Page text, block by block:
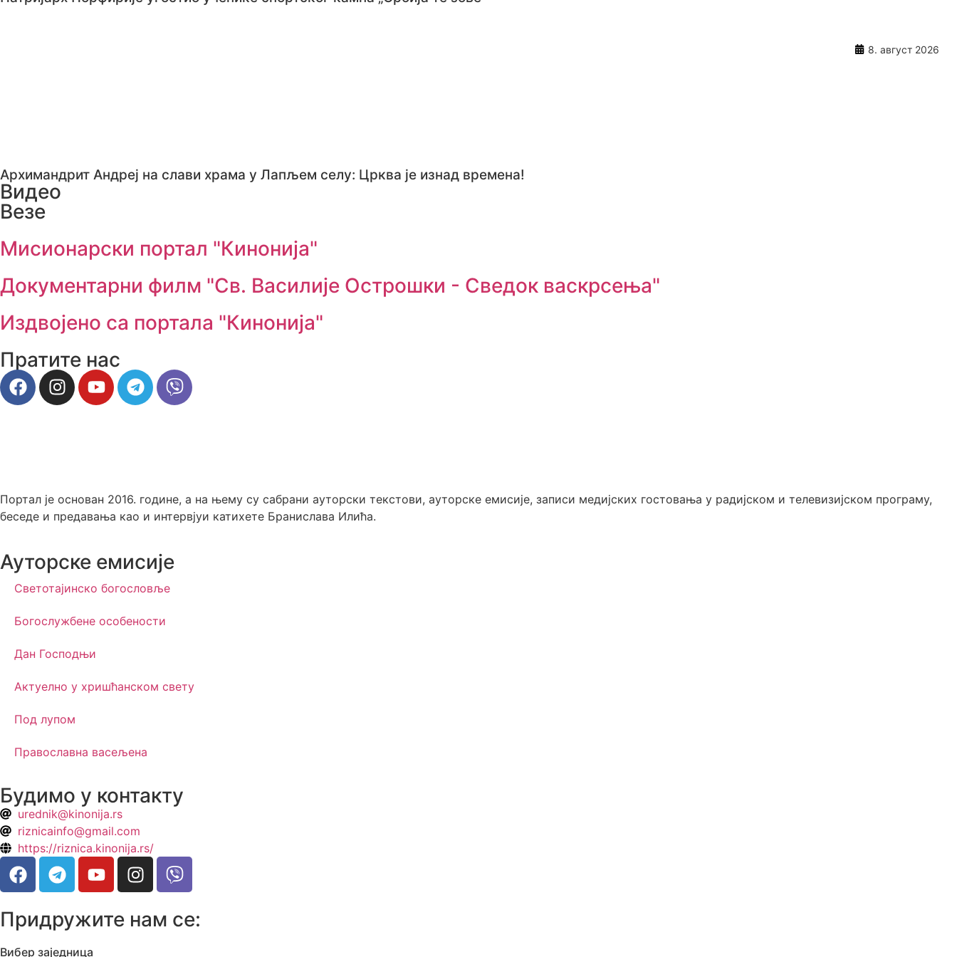
Архимандрит Андреј на слави храма у Лапљем селу: Црква је изнад времена!
8. август 2026
Видео
Везе
Мисионарски портал "Кинонија"
Документарни филм "Св. Василије Острошки - Сведок васкрсења"
Издвојено са портала "Кинонија"
Пратите нас
Портал је основан 2016. године, а на њему су сабрани ауторски текстови, ауторске емисије, записи медијских гостовања у радијском и телевизијском програму,
беседе и предавања као и интервјуи катихете Бранислава Илића.
Ауторске емисије
Светотајинско богословље
Богослужбене особености
Дан Господњи
Актуелно у хришћанском свету
Под лупом
Православна васељена
Будимо у контакту
urednik@kinonija.rs
riznicainfo@gmail.com
https://riznica.kinonija.rs/
Придружите нам се:
Вибер заједница